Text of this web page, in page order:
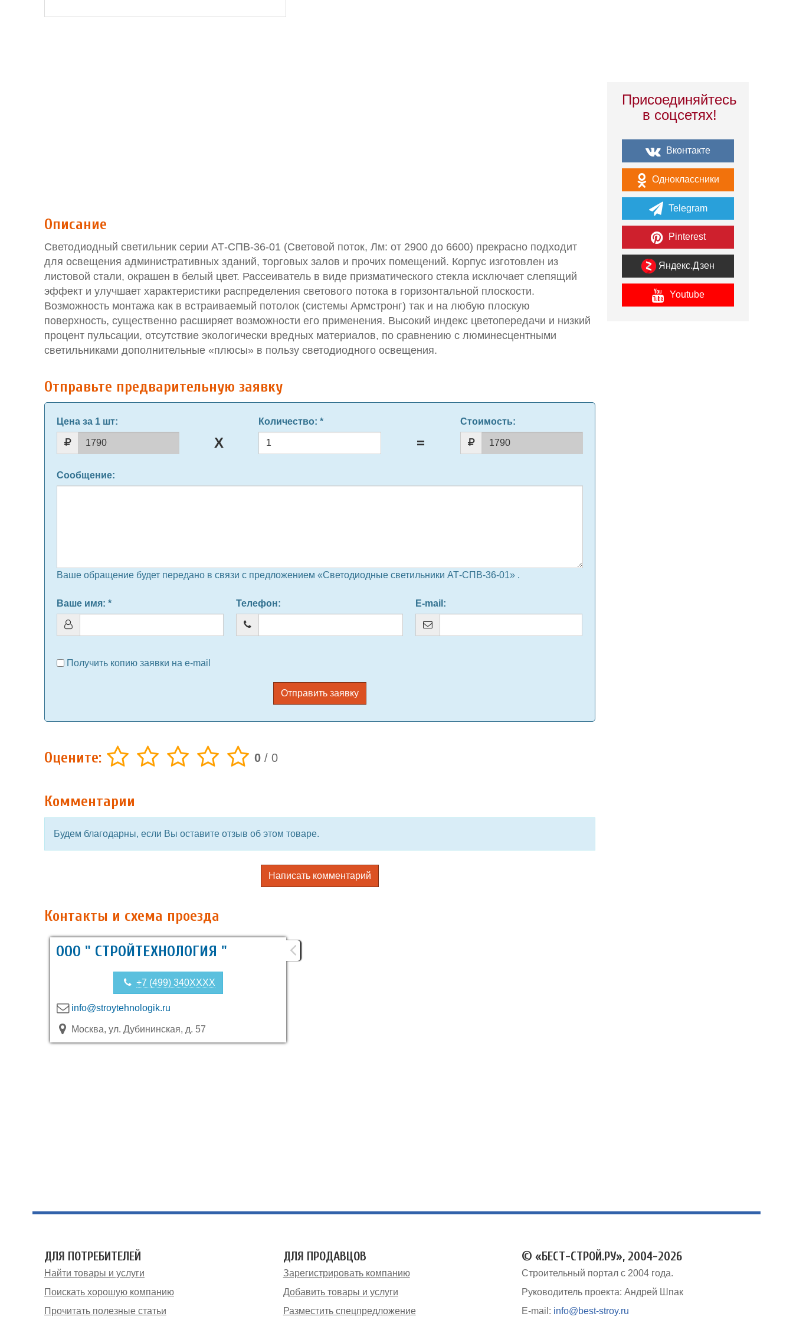
Описание
Светодиодный светильник серии АТ-СПВ-36-01 (Световой поток, Лм: от 2900 до 6600) прекрасно подходит
для освещения административных зданий, торговых залов и прочих помещений. Корпус изготовлен из
листовой стали, окрашен в белый цвет. Рассеиватель в виде призматического стекла исключает слепящий
эффект и улучшает характеристики распределения светового потока в горизонтальной плоскости.
Возможность монтажа как в встраиваемый потолок (системы Армстронг) так и на любую плоскую
поверхность, существенно расширяет возможности его применения. Высокий индекс цветопередачи и низкий
процент пульсации, отсутствие экологически вредных материалов, по сравнению с люминесцентными
светильниками дополнительные «плюсы» в пользу светодиодного освещения.
Отправьте предварительную заявку
Цена за 1 шт: Количество: * Стоимость:
Сообщение:
Ваше обращение будет передано в связи с предложением «Светодиодные светильники АТ-СПВ-36-01» .
Ваше имя: * Телефон: E-mail :
Получить копию заявки на e-mail
Отправить заявку
Оцените: 0 / 0
Комментарии
Будем благодарны, если Вы оставите отзыв об этом товаре.
Написать комментарий
Контакты и схема проезда
ООО " СТРОЙТЕХНОЛОГИЯ "
+7 (499) 340XXXX
info@stroytehnologik.ru
Москва, ул. Дубининская, д. 57
Присоединяйтесь
в соцсетях!
Вконтакте
Одноклассники
Telegram
Pinterest
Яндекс.Дзен
Youtube
ДЛЯ ПОТРЕБИТЕЛЕЙ
Найти товары и услуги
Поискать хорошую компанию
Прочитать полезные статьи
ДЛЯ ПРОДАВЦОВ
Зарегистрировать компанию
Добавить товары и услуги
Разместить спецпредложение
© «БЕСТ-СТРОЙ.РУ», 2004-2026
Строительный портал с 2004 года.
Руководитель проекта: Андрей Шпак
E-mail: info@best-stroy.ru